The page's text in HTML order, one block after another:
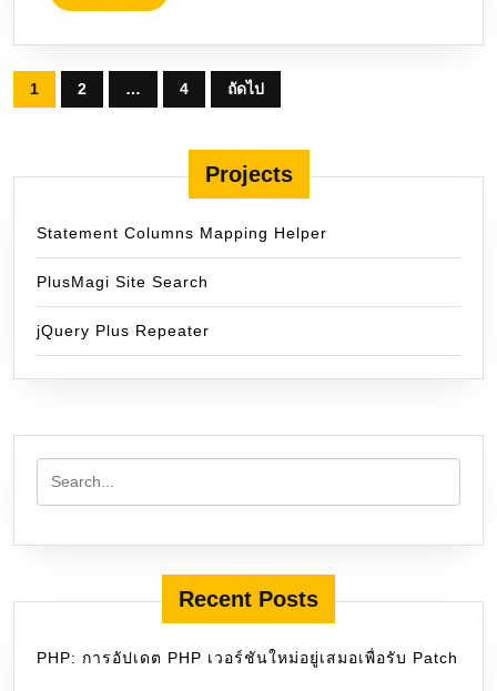
MORE
Posts
pagination
1 2 … 4 ถัดไป
Projects
Statement Columns Mapping Helper
PlusMagi Site Search
jQuery Plus Repeater
Recent Posts
PHP: การอัปเดต PHP เวอร์ชันใหม่อยู่เสมอเพื่อรับ Patch